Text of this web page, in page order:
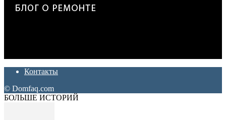
Контакты
© Domfaq.com
БОЛЬШЕ ИСТОРИЙ